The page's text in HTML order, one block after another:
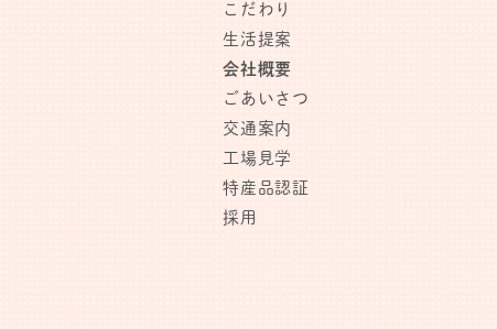
こだわり
生活提案
会社概要
ごあいさつ
交通案内
工場見学
特産品認証
採用